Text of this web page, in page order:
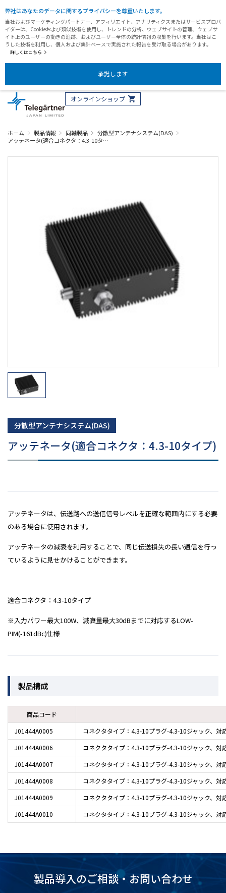
弊社はあなたのデータに関するプライバシーを尊重いたします。
当社およびマーケティングパートナー、アフィリエイト、アナリティクスまたはサービスプロバ
イダーは、Cookieおよび類似技術を使用し、トレンドの分析、ウェブサイトの管理、ウェブサ
イト上のユーザーの動きの追跡、およびユーザー全体の統計情報の収集を行います。当社はこ
うした技術を利用し、個人および集計ベースで実施された報告を受け取る場合があります。
詳しくはこちら
承諾します
オンラインショップ
ホーム 製品情報 同軸製品
分散型アンテナシステム(DAS)
アッテネータ(適合コネクタ：4.3-10タ…
分散型アンテナシステム(DAS)
アッテネータ(適合コネクタ：4.3-10タイプ)
アッテネータは、伝送路への送信信号レベルを正確な範囲内にする必要
のある場合に使用されます。
アッテネータの減衰を利用することで、同じ伝送損失の長い通信を行っ
ているように見せかけることができます。
適合コネクタ：4.3-10タイプ
※入力パワー最大100W、減衰量最大30dBまでに対応するLOW-
PIM(-161dBc)仕様
製品構成
商品コード
J01444A0005
コネクタタイプ：4.3-10プラグ-4.3-10ジャック、
J01444A0006
コネクタタイプ：4.3-10プラグ-4.3-10ジャック、
J01444A0007
コネクタタイプ：4.3-10プラグ-4.3-10ジャック、
J01444A0008
コネクタタイプ：4.3-10プラグ-4.3-10ジャック、
J01444A0009
コネクタタイプ：4.3-10プラグ-4.3-10ジャック、
J01444A0010
コネクタタイプ：4.3-10プラグ-4.3-10ジャック、
製品導入のご相談・お問い合わせ